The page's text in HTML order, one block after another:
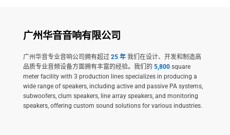
广州华音音响有限公司
广州华音专业音响公司拥有超过 25 年我们在设计、开发和制造高
品质专业音频设备方面拥有丰富的经验。我们的 5,800 square
meter facility with 3 production lines specializes in producing a
wide range of speakers, including active and passive PA systems,
subwoofers, clum speakers, line array speakers, and monitoring
speakers, offering custom sound solutions for various industries.